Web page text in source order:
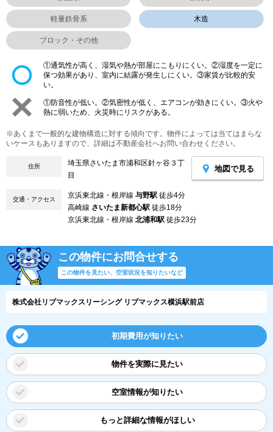
軽量鉄骨系 木造
ブロック・その他
①通気性が高く、湿気や熱が部屋にこもりにくい。②湿度を一定に
保つ効果があり、室内に結露が発生しにくい。③家賃が比較的安
い。
①防音性が低い。②気密性が低く、エアコンが効きにくい。③火や
熱に弱いため、火災時にリスクがある。
※あくまで一般的な建物構造に対する傾向です。物件によっては当てはまらな
いケースもありますので、詳細は不動産会社へお問い合わせください。
住所
埼玉県さいたま市浦和区針ヶ谷３丁
目
地図で見る
交通・アクセス 京浜東北線・根岸線 与野駅 徒歩4分
高崎線 さいたま新都心駅 徒歩18分
京浜東北線・根岸線 北浦和駅 徒歩23分
この物件にお問合せする
この物件を見たい、空室状況を知りたいなど
株式会社リブマックスリーシング リブマックス横浜駅前店
初期費用が知りたい
物件を実際に見たい
空室情報が知りたい
もっと詳細な情報がほしい